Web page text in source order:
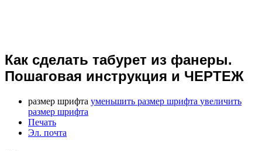
Как сделать табурет из фанеры.
Пошаговая инструкция и ЧЕРТЕЖ
размер шрифта уменьшить размер шрифта увеличить
размер шрифта
Печать
Эл. почта